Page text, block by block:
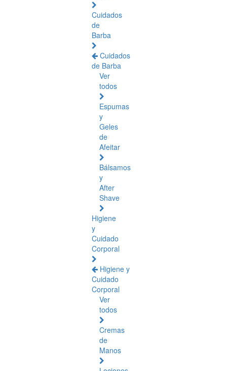
Cuidados
de
Barba
Cuidados
de Barba
Ver
todos
Espumas
y
Geles
de
Afeitar
Bálsamos
y
After
Shave
Higiene
y
Cuidado
Corporal
Higiene y
Cuidado
Corporal
Ver
todos
Cremas
de
Manos